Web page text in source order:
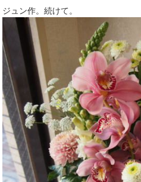
ジュン作。続けて。